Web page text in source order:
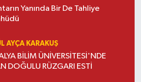
Yanında Bir De Tahliye
AYÇA KARAKUŞ
BİLİM ÜNİVERSİTESİ'NDE
DOĞULU RÜZGARI ESTİ